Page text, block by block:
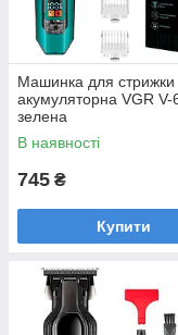
Машинка для стрижки
акумуляторна VGR V-
зелена
В наявності
745 ₴
Купити